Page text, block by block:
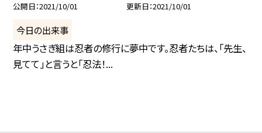
公開日 2021/10/01 更新日 2021/10/01
今日の出来事
年中うさぎ組は忍者の修行に夢中です。忍者たちは、「先生、
見てて」と言うと「忍法！...